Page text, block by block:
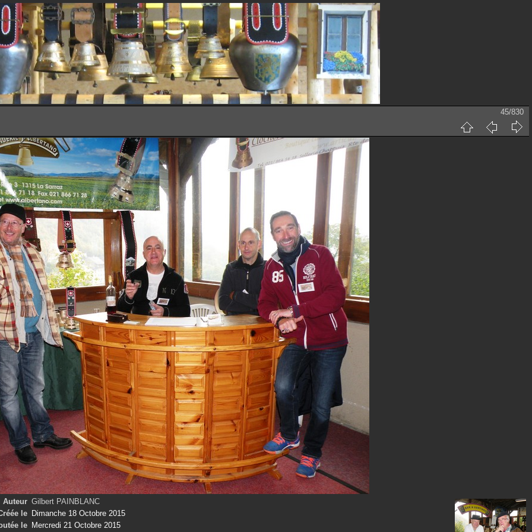
45/830
Auteur Gilbert PAINBLANC
le Dimanche 18 Octobre 2015
le Mercredi 21 Octobre 2015